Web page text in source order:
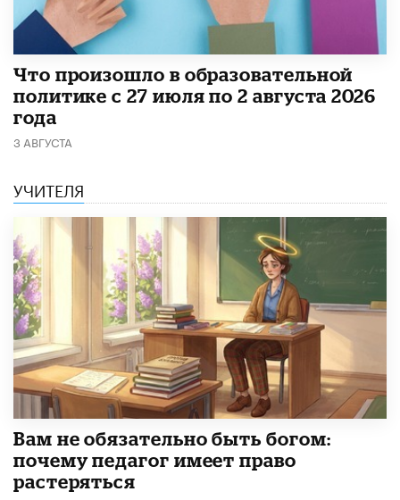
​Что произошло в образовательной
политике с 27 июля по 2 августа 2026
года
3 АВГУСТА
УЧИТЕЛЯ
​Вам не обязательно быть богом:
почему педагог имеет право
растеряться